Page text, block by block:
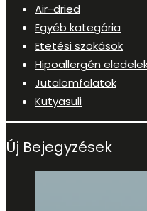
Air-dried
Egyéb kategória
Etetési szokások
Hipoallergén
Jutalomfalatok
Kutyasuli
Új Bejegyzések